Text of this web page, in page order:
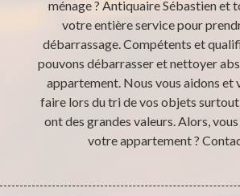
ménage ? Antiquaire Sébastien et
votre entière service pour
débarrassage. Compétents et
pouvons débarrasser et nettoyer
appartement. Nous vous aidons et
faire lors du tri de vos objets
ont des grandes valeurs. Alors,
votre appartement ?